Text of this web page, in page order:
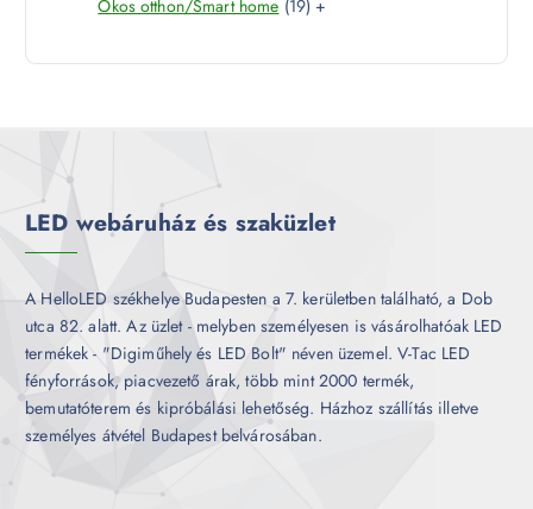
r
é
t
r
Okos otthon/Smart home 191
t
+
LED webáruház és szaküzlet
A HelloLED székhelye Budapesten a 7. kerületben található, a Dob
utca 82. alatt. Az üzlet - melyben személyesen is vásárolhatóak LED
termékek - "Digiműhely és LED Bolt" néven üzemel. V-Tac LED
fényforrások, piacvezető árak, több mint 2000 termék,
bemutatóterem és kipróbálási lehetőség. Házhoz szállítás illetve
személyes átvétel Budapest belvárosában.